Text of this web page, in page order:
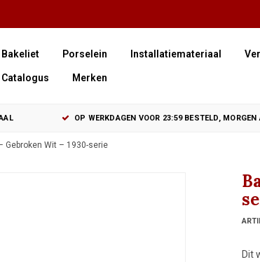
Bakeliet Porselein Installatiemateriaal
Catalogus Merken
OP WERKDAGEN VOOR 23:59 BESTELD,
Gebroken Wit – 1930-serie
Dit